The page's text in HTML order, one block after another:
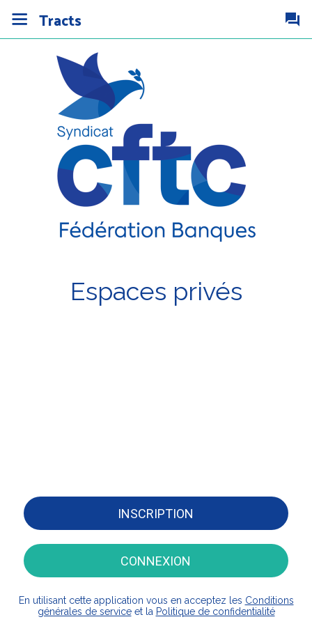
Tracts
Espaces privés
INSCRIPTION
CONNEXION
En utilisant cette application vous en acceptez les Conditions
générales de serviceet la Politique de confidentialité